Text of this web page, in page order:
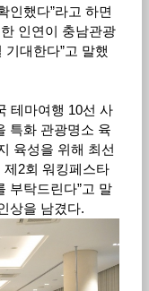
인했다”라고 하면
인연이 충남관광
대한다”고 말했
테마여행 10선 사
특화 관광명소 육
육성을 위해 최선
제2회 워킹페스타
부탁드린다”고 말
상을 남겼다.